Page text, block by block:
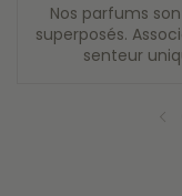
Nos parfums
superposés.
senteur